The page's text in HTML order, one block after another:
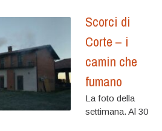
Scorci di
Corte – i
camin che
fumano
La foto della
settimana. Al 30